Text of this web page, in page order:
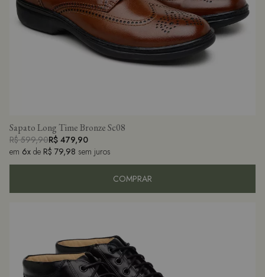
Sapato Long Time Bronze Sc08
R$ 599,90R$ 479,90
em 6x de R$ 79,98 sem juros
COMPRAR